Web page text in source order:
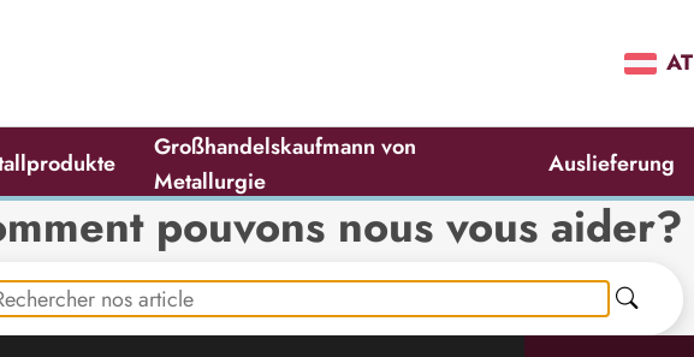
AT
Großhandelskaufmann von
Metallurgie
Auslieferung
pouvons nous vous aider?